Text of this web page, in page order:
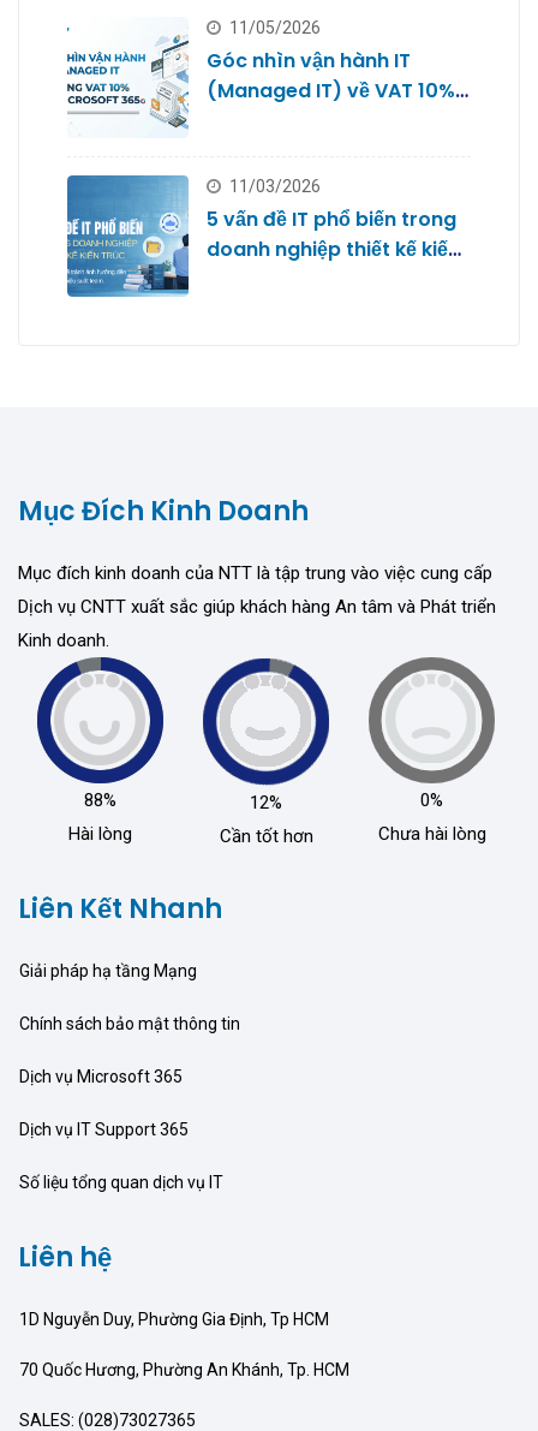
11/05/2026
Góc nhìn vận hành IT
(Managed IT) về VAT 10%
11/03/2026
5 vấn đề IT phổ biến trong
doanh nghiệp thiết kế kiến
Mục Đích Kinh Doanh
Mục đích kinh doanh của NTT là tập trung vào việc cung cấp
Dịch vụ CNTT xuất sắc giúp khách hàng An tâm và Phát triển
Kinh doanh.
88%
Hài lòng
12%
Cần tốt hơn
0%
Chưa hài lòng
Liên Kết Nhanh
Giải pháp hạ tầng Mạng
Chính sách bảo mật thông tin
Dịch vụ Microsoft 365
Dịch vụ IT Support 365
Số liệu tổng quan dịch vụ IT
Liên hệ
1D Nguyễn Duy, Phường Gia Định, Tp HCM
70 Quốc Hương, Phường An Khánh, Tp. HCM
SALES: (028)73027365